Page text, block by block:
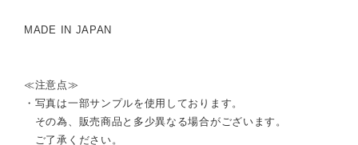
MADE IN JAPAN
≪注意点≫
・写真は一部サンプルを使用しております。
その為、販売商品と多少異なる場合がございます。
ご了承ください。